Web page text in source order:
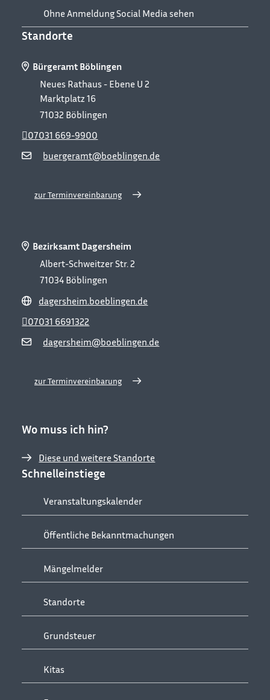
Ohne Anmeldung Social Media sehen
Standorte
Bürgeramt Böblingen
Neues Rathaus - Ebene U 2
Marktplatz 16
71032 Böblingen
buergeramt@boeblingen.de
07031 669-9900
zur Terminvereinbarung
Bezirksamt Dagersheim
Albert-Schweitzer Str. 2
71034 Böblingen
dagersheim.boeblingen.de
dagersheim@boeblingen.de
07031 6691322
zur Terminvereinbarung
Wo muss ich hin?
Diese und weitere Standorte
Schnelleinstiege
Veranstaltungskalender
Öffentliche Bekanntmachungen
Mängelmelder
Standorte
Grundsteuer
Kitas